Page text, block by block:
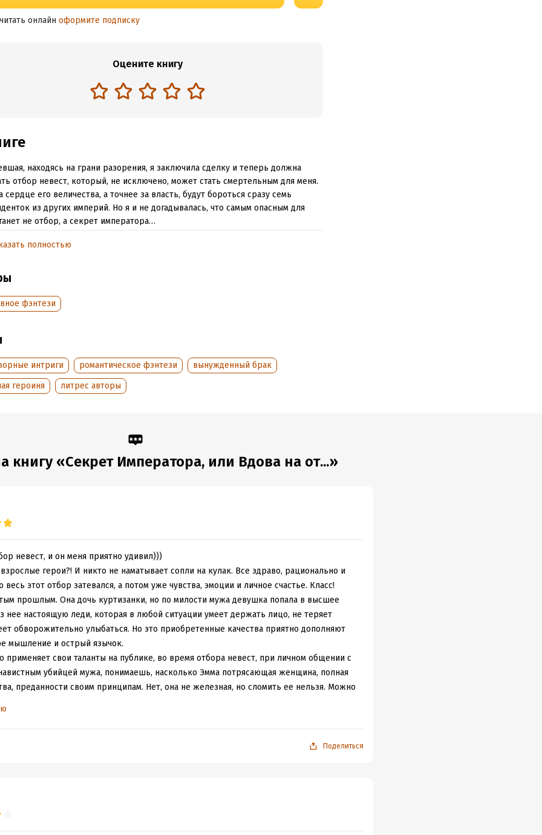
онлайн оформите подписку
Оцените книгу
находясь на грани разорения, я заключила сделку и теперь должна
отбор невест, который, не исключено, может стать смертельным для меня.
сердце его величества, а точнее за власть, будут бороться сразу семь
из других империй. Но я и не догадывалась, что самым опасным для
не отбор, а секрет императора…
312708
2022
полностью
фэнтези
интриги романтическое фэнтези
вынужденный брак
героиня
литрес авторы
книгу «Секрет Императора, или Вдова на от...»
невест, и он меня приятно удивил)))
герои?! И никто не наматывает сопли на кулак. Все здраво, рационально и
весь этот отбор затевался, а потом уже чувства, эмоции и личное счастье. Класс!
прошлым. Она дочь куртизанки, но по милости мужа девушка попала в высшее
нее настоящую леди, которая в любой ситуации умеет держать лицо, не теряет
обворожительно улыбаться. Но это приобретенные качества приятно дополняют
мышление и острый язычок.
применяет свои таланты на публике, во время отбора невест, при личном общении с
убийцей мужа, понимаешь, насколько Эмма потрясающая женщина, полная
преданности своим принципам. Нет, она не железная, но сломить ее нельзя. Можно
всё самое интересное.))
понимаю!))
ты через страницу чувствуешь, какое напряжение между героями, мне не хватило
из взаимоотношения и плашки 18+. ))
Поделиться